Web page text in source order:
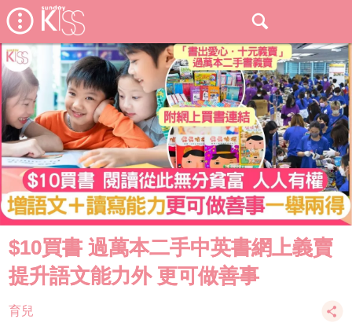
$10買書 過萬本二手中英書網上義賣
提升語文能力外 更可做善事
育兒